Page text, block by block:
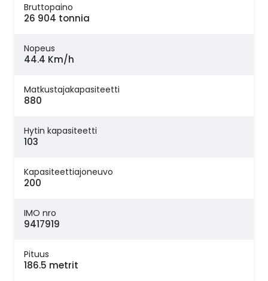
Bruttopaino
26 904 tonnia
Nopeus
44.4 Km/h
Matkustajakapasiteetti
880
Hytin kapasiteetti
103
Kapasiteettiajoneuvo
200
IMO nro
9417919
Pituus
186.5 metrit